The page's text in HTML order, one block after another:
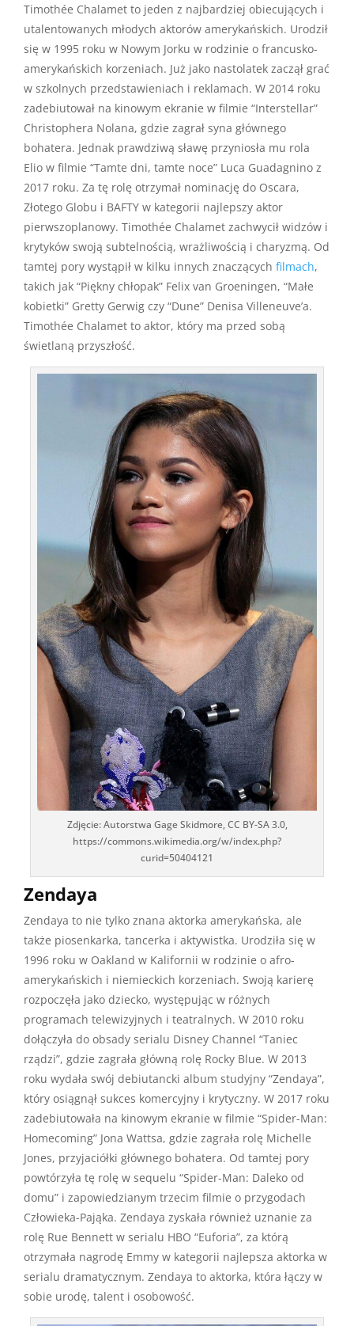
Timothée Chalamet to jeden z najbardziej obiecujących i
utalentowanych młodych aktorów amerykańskich. Urodził
się w 1995 roku w Nowym Jorku w rodzinie o francusko-
amerykańskich korzeniach. Już jako nastolatek zaczął grać
w szkolnych przedstawieniach i reklamach. W 2014 roku
zadebiutował na kinowym ekranie w filmie “Interstellar”
Christophera Nolana, gdzie zagrał syna głównego
bohatera. Jednak prawdziwą sławę przyniosła mu rola
Elio w filmie “Tamte dni, tamte noce” Luca Guadagnino z
2017 roku. Za tę rolę otrzymał nominację do Oscara,
Złotego Globu i BAFTY w kategorii najlepszy aktor
pierwszoplanowy. Timothée Chalamet zachwycił widzów i
krytyków swoją subtelnością, wrażliwością i charyzmą. Od
tamtej pory wystąpił w kilku innych znaczących filmach,
takich jak “Piękny chłopak” Felix van Groeningen, “Małe
kobietki” Gretty Gerwig czy “Dune” Denisa Villeneuve’a.
Timothée Chalamet to aktor, który ma przed sobą
świetlaną przyszłość.
Zdjęcie: Autorstwa Gage Skidmore, CC BY-SA 3.0,
https://commons.wikimedia.org/w/index.php?
curid=50404121
Zendaya
Zendaya to nie tylko znana aktorka amerykańska, ale
także piosenkarka, tancerka i aktywistka. Urodziła się w
1996 roku w Oakland w Kalifornii w rodzinie o afro-
amerykańskich i niemieckich korzeniach. Swoją karierę
rozpoczęła jako dziecko, występując w różnych
programach telewizyjnych i teatralnych. W 2010 roku
dołączyła do obsady serialu Disney Channel “Taniec
rządzi”, gdzie zagrała główną rolę Rocky Blue. W 2013
roku wydała swój debiutancki album studyjny “Zendaya”,
który osiągnął sukces komercyjny i krytyczny. W 2017 roku
zadebiutowała na kinowym ekranie w filmie “Spider-Man:
Homecoming” Jona Wattsa, gdzie zagrała rolę Michelle
Jones, przyjaciółki głównego bohatera. Od tamtej pory
powtórzyła tę rolę w sequelu “Spider-Man: Daleko od
domu” i zapowiedzianym trzecim filmie o przygodach
Człowieka-Pająka. Zendaya zyskała również uznanie za
rolę Rue Bennett w serialu HBO “Euforia”, za którą
otrzymała nagrodę Emmy w kategorii najlepsza aktorka w
serialu dramatycznym. Zendaya to aktorka, która łączy w
sobie urodę, talent i osobowość.